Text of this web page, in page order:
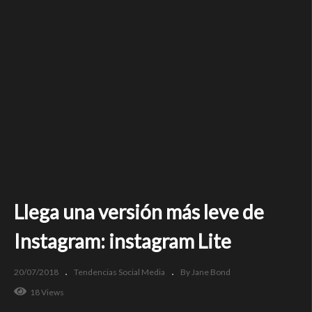
Llega una versión más leve de
Instagram: instagram Lite
20/07/2018 Tendencias Social Media
By Jane Bond
18 Views